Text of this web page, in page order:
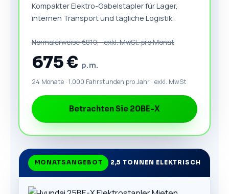
Kompakter Elektro-Gabelstapler für Lager,
internen Transport und tägliche Logistik.
Normalerweise €810,- exkl. MwSt. pro Monat
675 € p. m.
24 Monate · 1.000 Fahrstunden pro Jahr · exkl. MwSt
Betrachten Sie 20BE-X
MONATSANGEBOT 2,5 TONNEN ELEKTRISCH